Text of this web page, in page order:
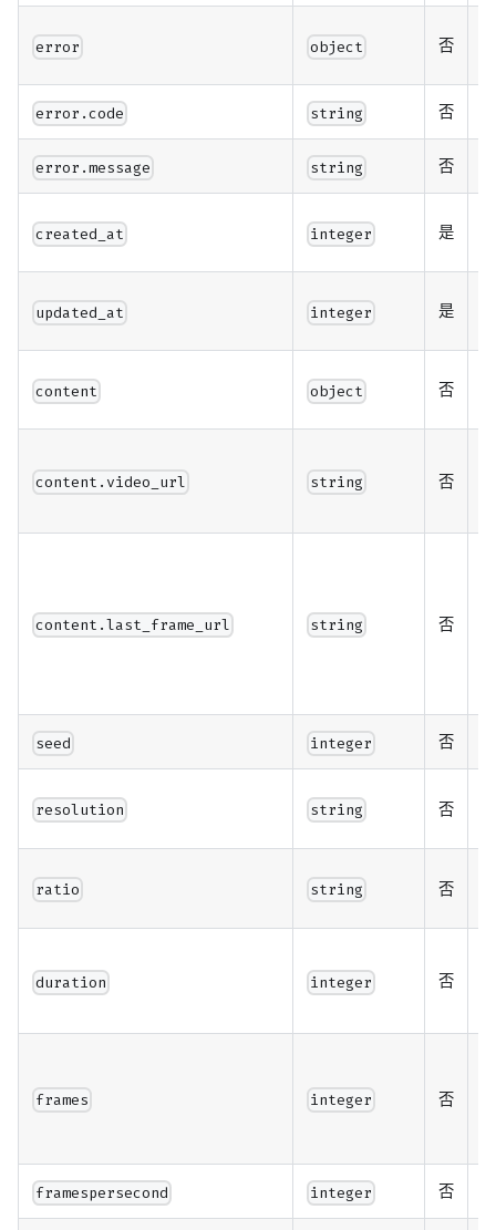
error object 否
error.code string 否
error.message string 否
created_at integer 是
updated_at integer 是
content object 否
content.video_url string 否
content.last_frame_url string 否
seed integer 否
resolution string 否
ratio string 否
duration integer 否
frames integer 否
framespersecond integer 否